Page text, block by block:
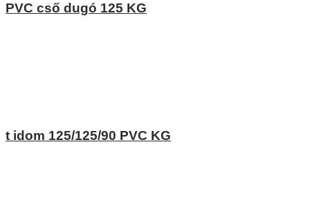
PVC cső dugó 125 KG
t idom 125/125/90 PVC KG